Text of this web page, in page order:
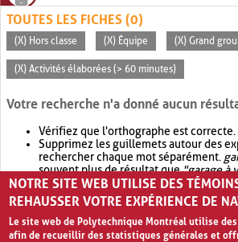
TOUTES LES FICHES (0)
(X) Hors classe (X) Équipe (X) Grand
(X) Activités élaborées (> 60 minutes)
Votre recherche n'a donné aucun
Vérifiez que l'orthographe est correcte.
Supprimez les guillemets autour des
rechercher chaque mot séparément.
souvent plus de résultat que"garage à
Envisagez d'élargir votre recherche
retournera souvent plus de résultat que
NOTRE SITE WEB UTILISE DES
REHAUSSER VOTRE EXPÉRIENCE DE
Le site web de Polytechnique Montréal utilise
afin de recueillir des statistiques générales et